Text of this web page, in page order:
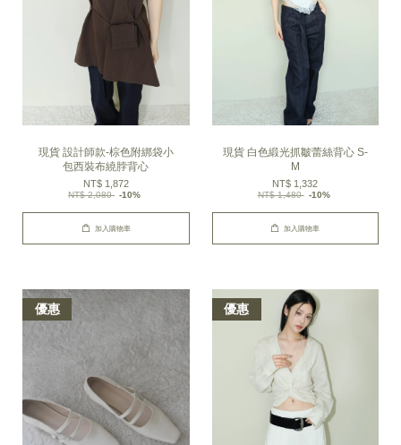
現貨 設計師款-棕色附綁袋小
包西裝布繞脖背心
NT$ 1,872
NT$ 2,080 -10%
加入購物車
現貨 白色緞光抓皺蕾絲背心 S-
M
NT$ 1,332
NT$ 1,480 -10%
加入購物車
優惠 優惠